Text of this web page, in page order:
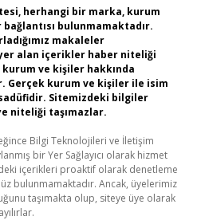
herhangi bir marka, kurum
bulunmamaktadır.
makaleler
alan içerikler haber niteliği
ve kişiler hakkında
Gerçek kurum ve kişiler ile isim
Sitemizdeki bilgiler
niteliği taşımazlar.
Bilgi Teknolojileri ve İletişim
bir Yer Sağlayıcı olarak hizmet
içerikleri proaktif olarak denetleme
bulunmamaktadır. Ancak, üyelerimiz
taşımakta olup, siteye üye olarak